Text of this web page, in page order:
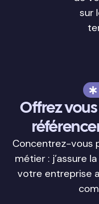
sur
Offrez
Concentrez-vous
métier : j’assure
votre entreprise